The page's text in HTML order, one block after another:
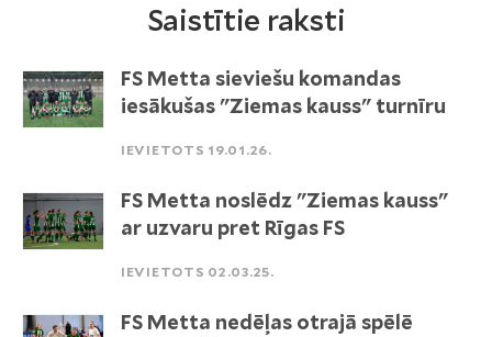
Saistītie raksti
FS Metta sieviešu komandas
iesākušas "Ziemas kauss" turnīru
IEVIETOTS 19.01.26.
FS Metta noslēdz "Ziemas kauss"
ar uzvaru pret Rīgas FS
IEVIETOTS 02.03.25.
FS Metta nedēļas otrajā spēlē